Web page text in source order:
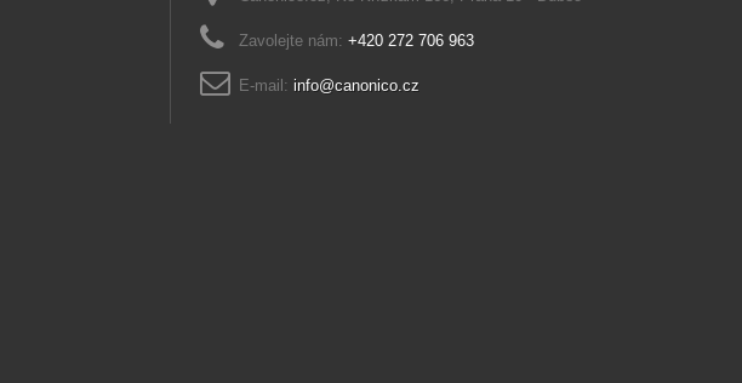
Zavolejte nám: +420 272 706 963
E-mail: info@canonico.cz